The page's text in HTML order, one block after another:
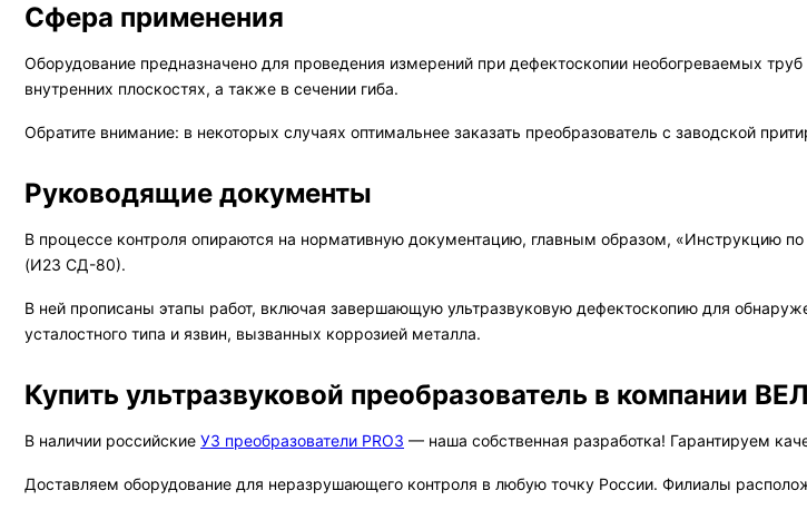
Сфера применения
Оборудование предназначено для проведения измерений при дефектоскопии необогреваемых
внутренних плоскостях, а также в сечении гиба.
Обратите внимание: в некоторых случаях оптимальнее заказать преобразователь с заводской
Руководящие документы
В процессе контроля опираются на нормативную документацию, главным образом, «Инструкцию
(И23 СД-80).
В ней прописаны этапы работ, включая завершающую ультразвуковую дефектоскопию для
усталостного типа и язвин, вызванных коррозией металла.
Купить ультразвуковой преобразователь в компании
В наличии российские УЗ преобразователи PRO3 — наша собственная разработка! Гарантируем
Доставляем оборудование для неразрушающего контроля в любую точку России. Филиалы